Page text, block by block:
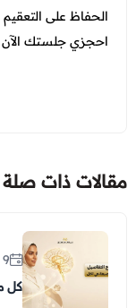
الحفاظ على التعقيم
احجزي جلستك الآن
مقالات ذات صلة
9 أغسطس 2026
كل